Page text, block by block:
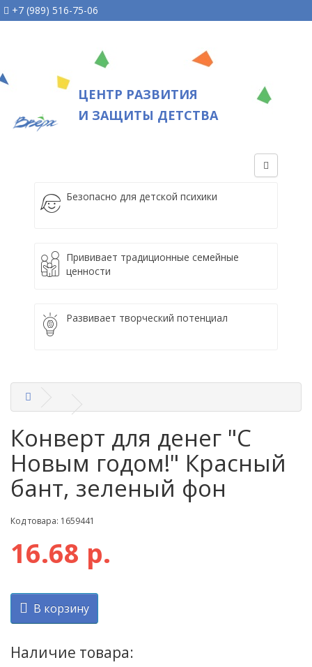
+7 (989) 516-75-06
ЦЕНТР РАЗВИТИЯ
И ЗАЩИТЫ ДЕТСТВА
Безопасно для детской психики
Прививает традиционные семейные
ценности
Развивает творческий потенциал
Конверт для денег "С
Новым годом!" Красный
бант, зеленый фон
Код товара: 1659441
16.68 р.
В корзину
Наличие товара: